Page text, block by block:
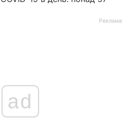
Реклама
ad